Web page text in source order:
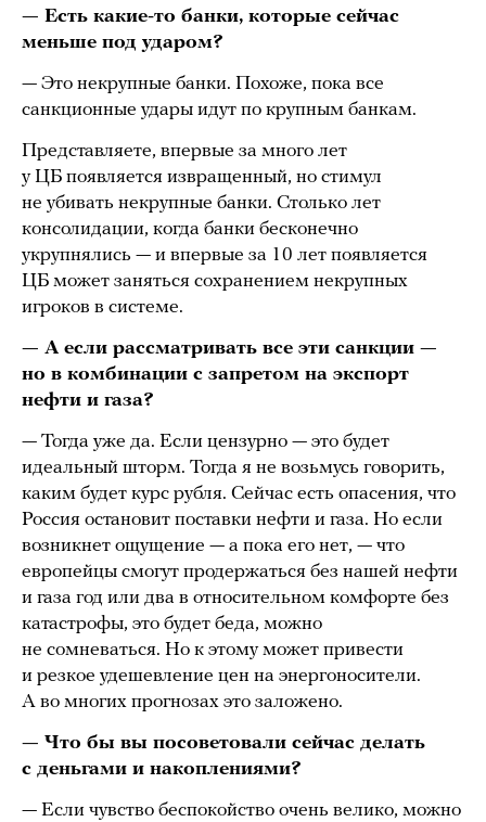
— Есть какие-то банки, которые сейчас
меньше под ударом?
— Это некрупные банки. Похоже, пока все
санкционные удары идут по крупным банкам.
Представляете, впервые за много лет
у ЦБ появляется извращенный, но стимул
не убивать некрупные банки. Столько лет
консолидации, когда банки бесконечно
укрупнялись — и впервые за 10 лет появляется
ЦБ может заняться сохранением некрупных
игроков в системе.
— А если рассматривать все эти санкции —
но в комбинации с запретом на экспорт
нефти и газа?
— Тогда уже да. Если цензурно — это будет
идеальный шторм. Тогда я не возьмусь говорить,
каким будет курс рубля. Сейчас есть опасения, что
Россия остановит поставки нефти и газа. Но если
возникнет ощущение — а пока его нет, — что
европейцы смогут продержаться без нашей нефти
и газа год или два в относительном комфорте без
катастрофы, это будет беда, можно
не сомневаться. Но к этому может привести
и резкое удешевление цен на энергоносители.
А во многих прогнозах это заложено.
— Что бы вы посоветовали сейчас делать
с деньгами и накоплениями?
— Если чувство беспокойство очень велико, можно